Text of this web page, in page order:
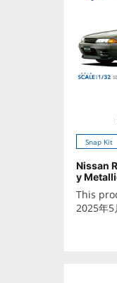
Snap Kit
Nissan
y
This
2025年5